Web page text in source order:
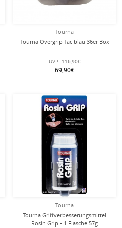
Tourna
Tourna Overgrip Tac blau 36er Box
UVP: 116,90€
69,90€
Tourna
Tourna Griffverbesserungsmittel
Rosin Grip - 1 Flasche 57g